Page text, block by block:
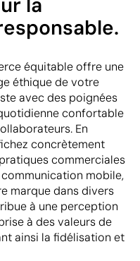
équitable offre une
éthique de votre
avec des poignées
confortable
En
concrètement
commerciales
mobile,
marque dans divers
à une perception
à des valeurs de
ainsi la fidélisation et